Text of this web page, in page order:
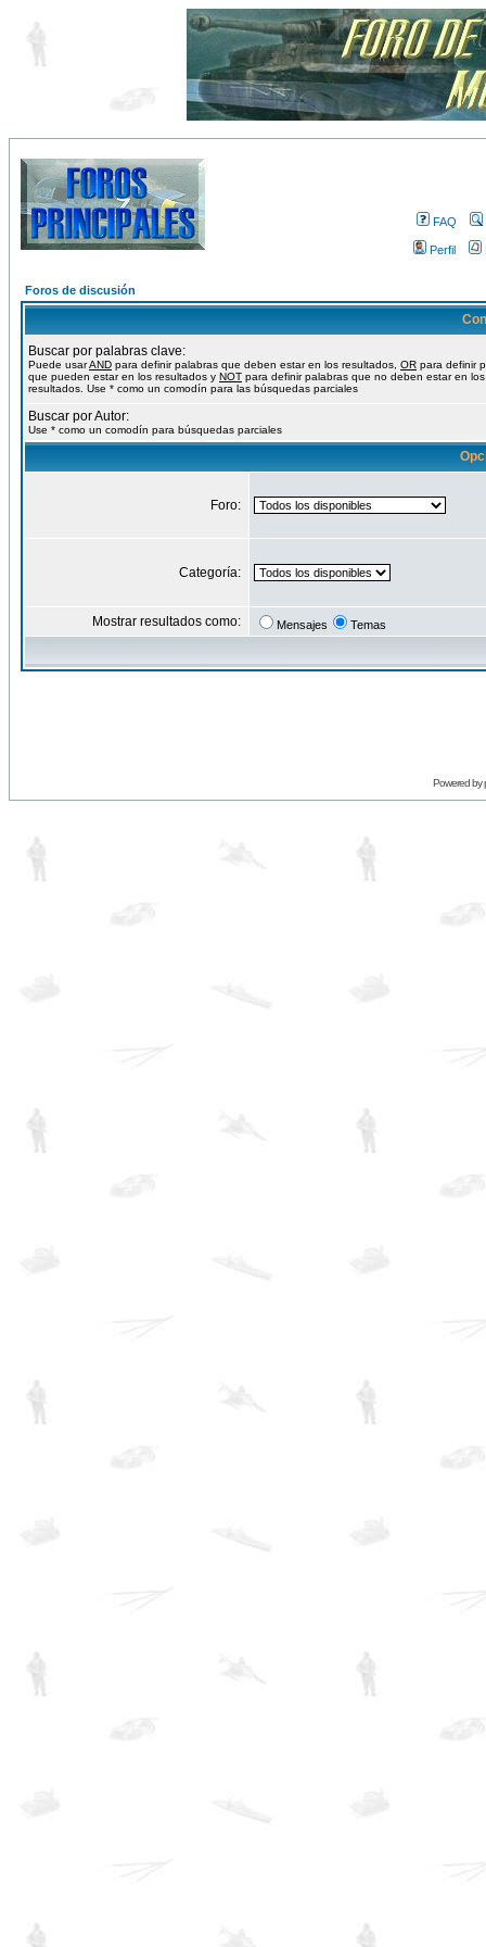
FAQ
Perfil
Foros de discusión
Buscar por palabras clave:
Puede usarAND para definir palabras que deben estar en los resultados, OR para definir
que pueden estar en los resultados y NOT para definir palabras que no deben estar en los
resultados. Use * como un comodín para las búsquedas parciales
Buscar por Autor:
Use * como un comodín para búsquedas parciales
Foro:
Categoría:
Mostrar resultados como: Mensajes Temas
Powered by